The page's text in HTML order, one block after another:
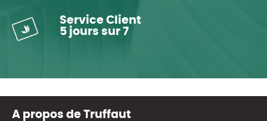
Service Client
5 jours sur 7
A propos de Truffaut